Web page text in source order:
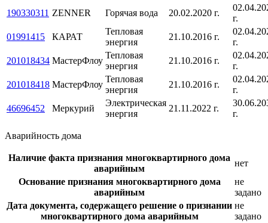
190330311 ZENNER Горячая вода 20.02.2020 г.
г.
01991415
КАРАТ
Тепловая
энергия
21.10.2016 г.
г.
201018434 МастерФлоу
Тепловая
энергия
21.10.2016 г.
г.
201018418 МастерФлоу
Тепловая
энергия
21.10.2016 г.
г.
46696452
Меркурий
Электрическая
энергия
21.11.2022 г.
г.
Аварийность дома
Наличие факта признания многоквартирного дома
аварийным
нет
Основание признания многоквартирного дома
аварийным
не
задано
Дата документа, содержащего решение о признании
многоквартирного дома аварийным
не
задано